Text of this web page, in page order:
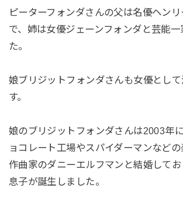
ピーターフォンダさんの父は名優ヘン
で、姉は女優ジェーンフォンダと芸能一
た。
娘ブリジットフォンダさんも女優とし
す。
娘のブリジットフォンダさんは2003年
ョコレート工場やスパイダーマンなど
作曲家のダニーエルフマンと結婚して
息子が誕生しました。